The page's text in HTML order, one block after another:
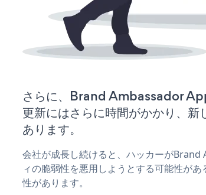
さらに、Brand Ambassador
更新にはさらに時間がかかり、
あります。
会社が成長し続けると、ハッカーが
ィの脆弱性を悪用しようとする可能性が
性があります。